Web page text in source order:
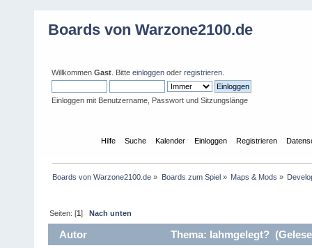
Boards von Warzone2100.de
Willkommen Gast . Bitte einloggen oder registrieren
Einloggen mit Benutzername, Passwort und Sitzungslänge
Hilfe Suche Kalender Einloggen Registrieren
Boards von Warzone2100.de » Boards zum Spiel» Maps & Mods »
Seiten: [1]Nach unten
Autor Thema: lahmgelegt?